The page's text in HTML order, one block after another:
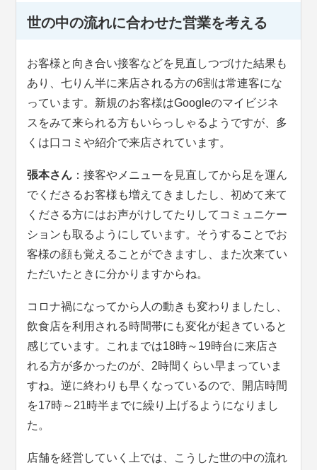
世の中の流れに合わせた営業を考える
お客様と向き合い接客などを見直しつづけた結果も
あり、七りん半に来店される方の6割は常連客にな
っています。新規のお客様はGoogleのマイビジネ
スをみて来られる方もいらっしゃるようですが、多
くは口コミや紹介で来店されています。
張本さん ：接客やメニューを見直してから足を運ん
でくださるお客様も増えてきましたし、初めて来て
くださる方にはお声がけしてたりしてコミュニケー
ションも取るようにしています。そうすることでお
客様の顔も覚えることができますし、また次来てい
ただいたときに分かりますからね。
コロナ禍になってから人の動きも変わりましたし、
飲食店を利用される時間帯にも変化が起きていると
感じています。これまでは18時～19時台に来店さ
れる方が多かったのが、2時間くらい早まっていま
すね。逆に終わりも早くなっているので、開店時間
を17時～21時半までに繰り上げるようになりまし
た。
店舗を経営していく上では、こうした世の中の流れ